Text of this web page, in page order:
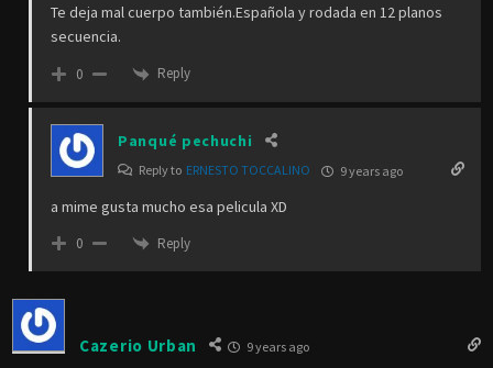
Te deja mal cuerpo también.Española y rodada en 12 planos
secuencia.
0 Reply
Panqué pechuchi
Reply to ERNESTO TOCCALINO 9 years ago
a mime gusta mucho esa pelicula XD
0 Reply
Cazerio Urban 9 years ago